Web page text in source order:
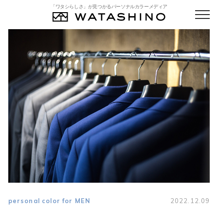
「ワタシらしさ」が見つかるパーソナルカラーメディア
personal color for MEN 2022.12.09